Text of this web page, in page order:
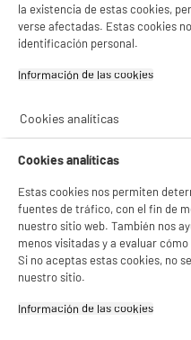
9
Descubre nuestra
HVC02.2
DEPOT
y sus socios utilizan cookies que
- compartir contenido adaptado a
- ofrecer publicidad y
- facilitar el intercambio de contenido
Consulta la política de cookies..
Si aceptas, la experiencia será aún
estadísticas anónimas basadas en tu
gestionando sus cookies.
¡Buena visita!
✔
la existencia de estas cookies,
verse afectadas. Estas cookies
identificación personal.
Información de las cookies‎
Cookies analíticas
Cookies analíticas
Estas cookies nos permiten
fuentes de tráfico, con el fin de
nuestro sitio web. También nos
menos visitadas y a evaluar
Si no aceptas estas cookies, no
nuestro sitio.
Información de las cookies‎